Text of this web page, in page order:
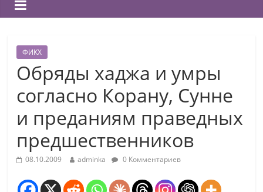
ФИКХ
Обряды хаджа и умры
согласно Корану, Сунне
и преданиям праведных
предшественников
08.10.2009 adminka 0 Комментариев